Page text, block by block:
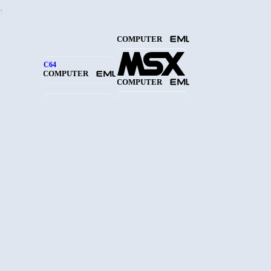
COMPUTER
C64
COMPUTER
COMPUTER